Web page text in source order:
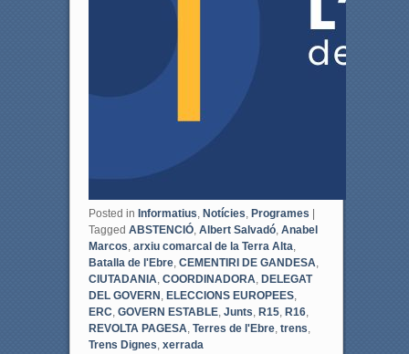
Posted in Informatius Notícies Programes |
Tagged ABSTENCIÓ, Albert Salvadó, Anabel
Marcos arxiu comarcal de la Terra Alta
Batalla de l'Ebre, CEMENTIRI DE GANDESA
CIUTADANIA COORDINADORA DELEGAT
DEL GOVERN ELECCIONS EUROPEES,
ERC GOVERN ESTABLE, Junts R15, R16,
REVOLTA PAGESA Terres de l'Ebre, trens
Trens Dignes xerrada